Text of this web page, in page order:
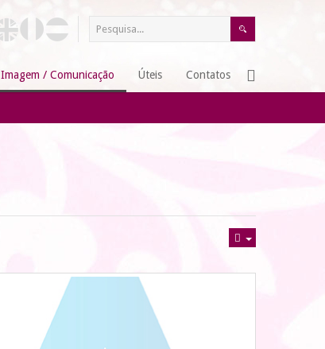
Imagem / Comunicação Úteis Contatos